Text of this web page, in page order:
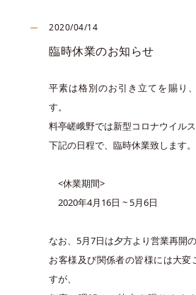
2020/04/14
臨時休業のお知らせ
平素は格別のお引き立てを賜り
す。
料亭嵯峨野では新型コロナウイル
下記の日程で、臨時休業致します。
<休業期間>
2020年4月16日 ~ 5月6日
なお、5月7日は夕方より営業再開の
お客様及び関係者の皆様には大変
すが、